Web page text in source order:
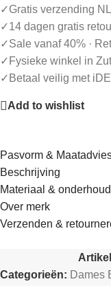
✓Gratis verzending
✓14 dagen gratis
✓Sale vanaf 40% ·
✓Fysieke winkel in
✓Betaal veilig met
Add to wishlist
Pasvorm &
Beschrijving
Materiaal & onderhoud
Over merk
Verzenden &
Categorieën: Dames